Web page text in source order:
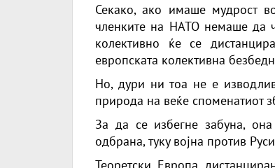
Секако, ако имаше мудрост
членките на НАТО немаше да
колективно ќе се
европската колективна
Но, дури ни тоа не е
природа на веќе споменатиот
За да се избегне забуна,
одбрана, туку војна против
Теоретски, Европа,